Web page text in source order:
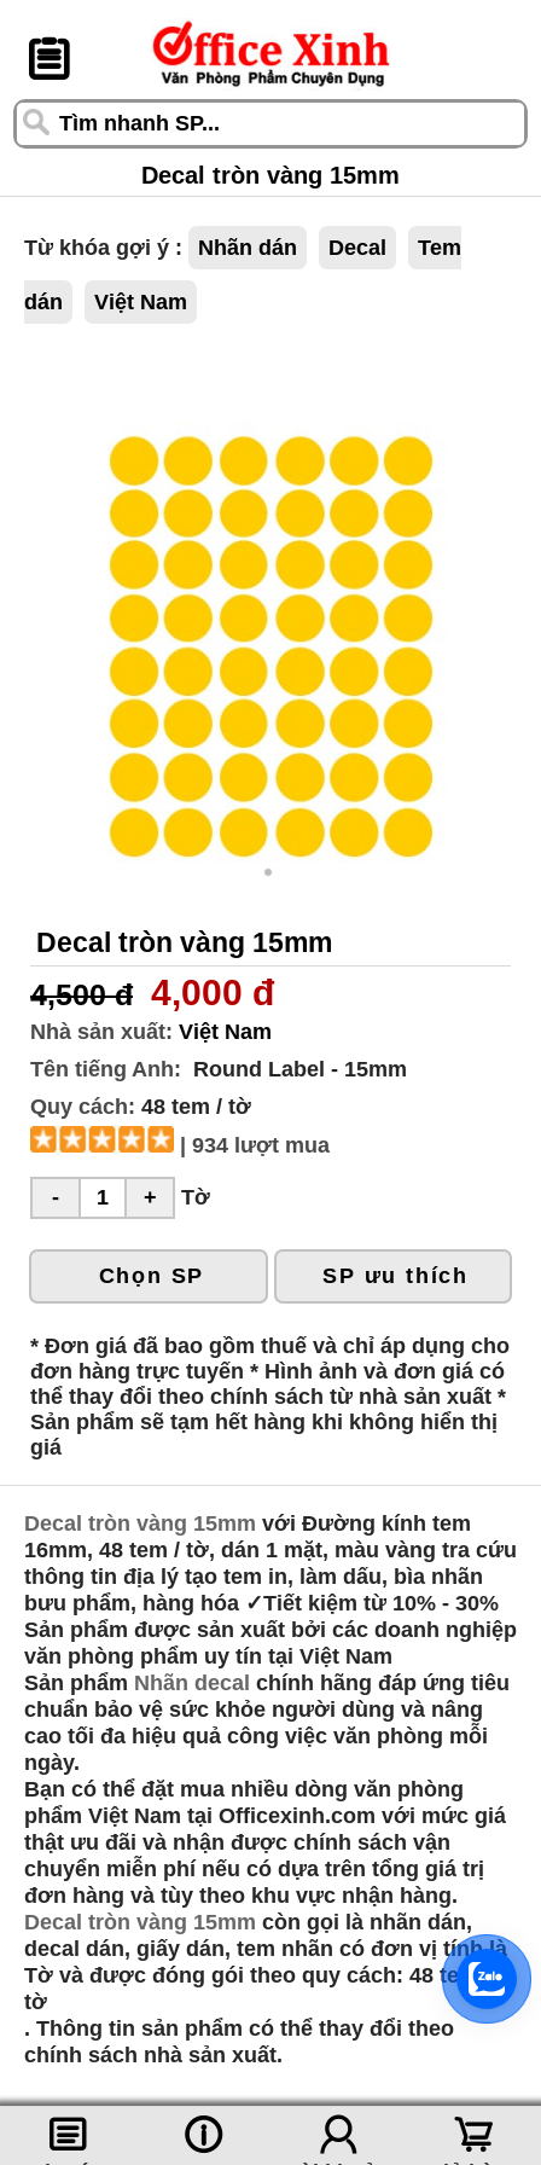
󰆎
󰈂 󰈢 󰃳 󰃦
Decal tròn vàng 15mm
Từ khóa gợi ý : Nhãn dán Decal Tem
dán Việt Nam
Decal tròn vàng 15mm
4,500 đ 4,000 đ
Nhà sản xuất: Việt Nam
Tên tiếng Anh: Round Label - 15mm
Quy cách: 48 tem / tờ
| 934 lượt mua
Tờ
Chọn SP SP ưu thích
* Đơn giá đã bao gồm thuế và chỉ áp dụng cho
đơn hàng trực tuyến * Hình ảnh và đơn giá có
thể thay đổi theo chính sách từ nhà sản xuất *
Sản phẩm sẽ tạm hết hàng khi không hiển thị
giá
Decal tròn vàng 15mm với Đường kính tem
16mm, 48 tem / tờ, dán 1 mặt, màu vàng tra cứu
thông tin địa lý tạo tem in, làm dấu, bìa nhãn
bưu phẩm, hàng hóa ✓Tiết kiệm từ 10% - 30%
Sản phẩm được sản xuất bởi các doanh nghiệp
văn phòng phẩm uy tín tại Việt Nam
Sản phẩm Nhãn decal chính hãng đáp ứng tiêu
chuẩn bảo vệ sức khỏe người dùng và nâng
cao tối đa hiệu quả công việc văn phòng mỗi
ngày.
Bạn có thể đặt mua nhiều dòng văn phòng
phẩm Việt Nam tại Officexinh.com với mức giá
thật ưu đãi và nhận được chính sách vận
chuyển miễn phí nếu có dựa trên tổng giá trị
đơn hàng và tùy theo khu vực nhận hàng.
Decal tròn vàng 15mm còn gọi là nhãn dán,
decal dán, giấy dán, tem nhãn có đơn vị tính là
Tờ và được đóng gói theo quy cách: 48 tem /
tờ
. Thông tin sản phẩm có thể thay đổi theo
chính sách nhà sản xuất.